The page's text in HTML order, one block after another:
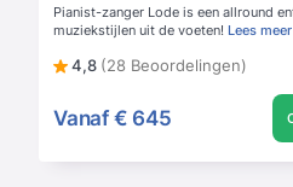
Pianist-zanger Lode is een allround
muziekstijlen uit de voeten! Lees meer
4,8 (28 Beoordelingen)
Vanaf € 645